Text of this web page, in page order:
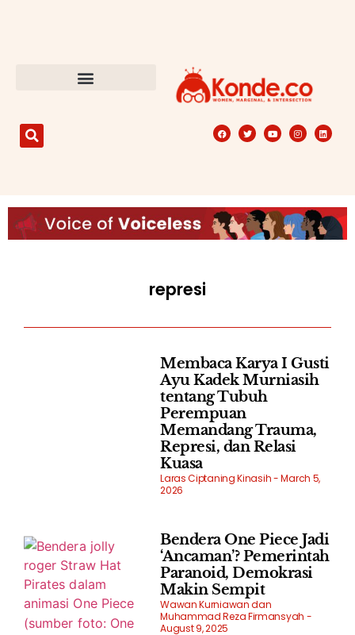
represi
Membaca Karya I Gusti
Ayu Kadek Murniasih
tentang Tubuh
Perempuan
Memandang Trauma,
Represi, dan Relasi
Kuasa
Laras Ciptaning Kinasih
March 5,
2026
Bendera One Piece Jadi
‘Ancaman’? Pemerintah
Paranoid, Demokrasi
Makin Sempit
Wawan Kurniawan dan
Muhammad Reza Firmansyah
August 9, 2025